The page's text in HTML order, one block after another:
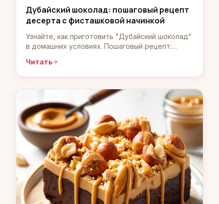
Дубайский шоколад: пошаговый рецепт
десерта с фисташковой начинкой
Узнайте, как приготовить "Дубайский шоколад"
в домашних условиях. Пошаговый рецепт:
катаифи и фисташковая начинка. Быстро, просто
и невероятно вкусно!
Читать